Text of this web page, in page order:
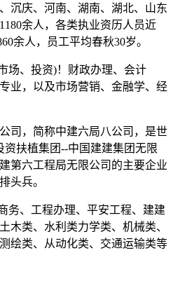
沉庆、河南、湖南、湖北、山东
余人，各类执业资历人员近
余人，员工平均春秋30岁。
、投资)！财政办理、会计
业，以及市场营销、金融学、经
，简称中建六局八公司，是世
资扶植集团--中国建建集团无限
第六工程局无限公司的主要企业
头兵。
、工程办理、平安工程、建建
木类、水利类力学类、机械类、
绘类、从动化类、交通运输类等